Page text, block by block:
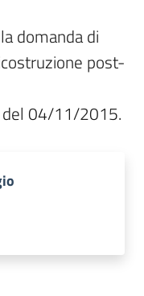
domanda di
post-
04/11/2015.